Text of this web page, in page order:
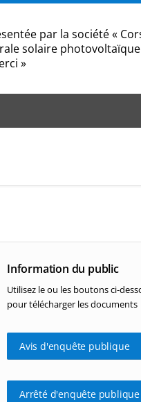
par la société «
solaire
»
Information du public
Utilisez le ou les boutons ci-
pour télécharger les documents
Avis d'enquête publique
Arrêté d'enquête publique